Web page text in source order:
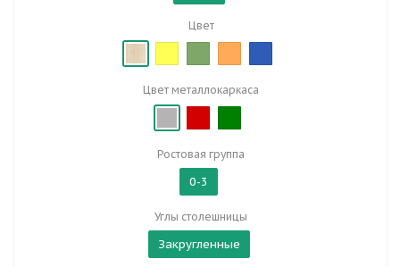
Цвет
Цвет металлокаркаса
Ростовая группа
0-3
Углы столешницы
Закругленные